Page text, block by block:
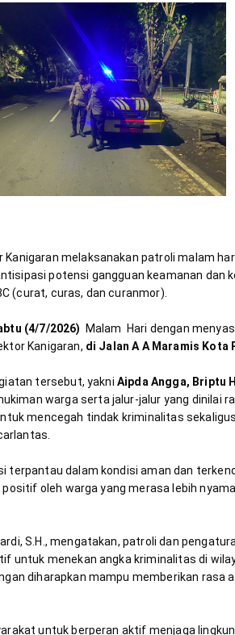
melaksanakan patroli malam
potensi gangguan keamanan dan
(4/7/2026)
Malam  Hari dengan
Kanigaran, di Jalan A A Maramis Kota
tersebut, yakni Aipda Angga, Briptu
warga serta jalur-jalur yang dinilai
mencegah tindak kriminalitas
terpantau dalam kondisi aman dan
oleh warga yang merasa lebih
S.H., mengatakan, patroli dan
untuk menekan angka kriminalitas di
diharapkan mampu memberikan rasa
untuk berperan aktif menjaga